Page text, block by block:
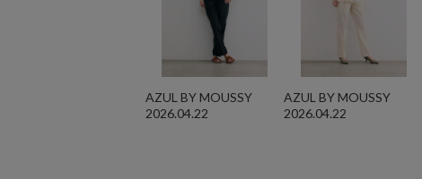
2026.04.22
AZUL BY MOUSSY
2026.04.22
AZUL BY MOUSSY